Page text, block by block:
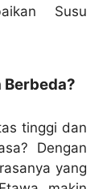
Susu
Berbeda?
tinggi dan
Dengan
yang